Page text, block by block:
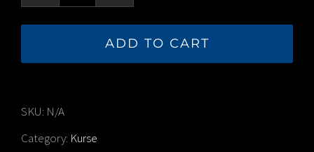
KURS
12
ADD TO CART
SKU: N/A
Category: Kurse